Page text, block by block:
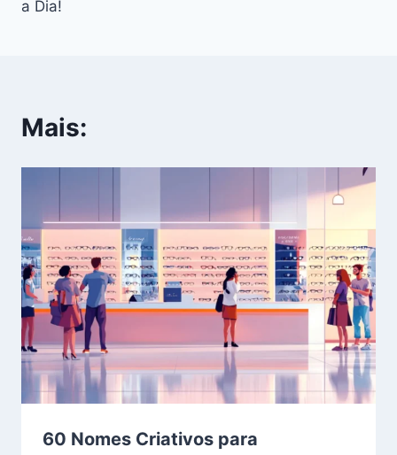
a Dia!
Mais:
60 Nomes Criativos para